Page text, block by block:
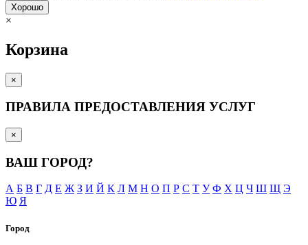
Хорошо
×
Корзина
×
ПРАВИЛА ПРЕДОСТАВЛЕНИЯ УСЛУГ
×
ВАШ ГОРОД?
А Б В Г Д Е Ж З И Й К Л М Н О П Р С Т У Ф Х Ц Ч Ш Щ Э
Ю Я
Город